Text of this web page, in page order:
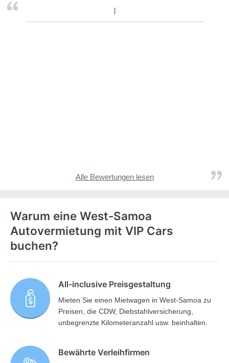
Alle Bewertungen lesen
Warum eine West-Samoa
Autovermietung mit VIP Cars
buchen?
All-inclusive Preisgestaltung
Mieten Sie einen Mietwagen in West-Samoa zu
Preisen, die CDW, Diebstahlversicherung,
unbegrenzte Kilometeranzahl usw. beinhalten.
Bewährte Verleihfirmen